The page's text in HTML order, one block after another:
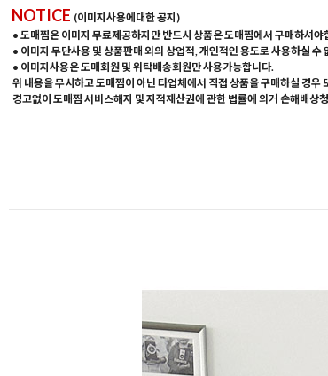
NOTICE (이미지사용에대한 공지)
• 도매찜은 이미지 무료제공하지만 반드시 상품은 도매찜에서 구매하셔
• 이미지 무단사용 및 상품판매 외의 상업적, 개인적인 용도로 사용하실 수
• 이미지사용은 도매회원 및 위탁배송회원만 사용가능합니다.
위 내용을 무시하고 도매찜이 아닌 타업체에서 직접 상품을 구매하실 경우
경고없이 도매찜 서비스해지 및 지적재산권에 관한 법률에 의거 손해배상